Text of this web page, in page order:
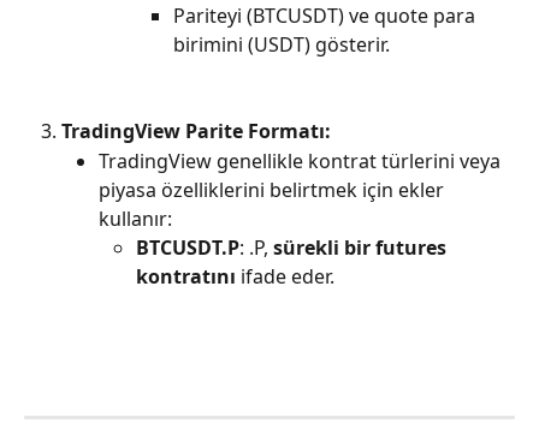
Pariteyi (BTCUSDT) ve quote para
birimini (USDT) gösterir.
TradingView Parite Formatı:
TradingView genellikle kontrat türlerini veya
piyasa özelliklerini belirtmek için ekler
kullanır:
BTCUSDT.P: .P, sürekli bir futures
kontratını ifade eder.